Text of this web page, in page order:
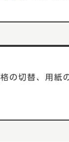
の切替、用紙